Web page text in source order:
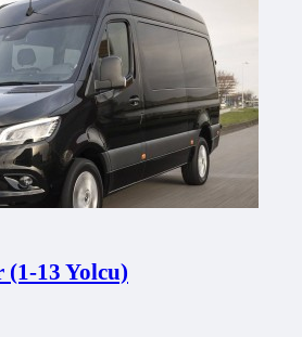
(1-13 Yolcu)